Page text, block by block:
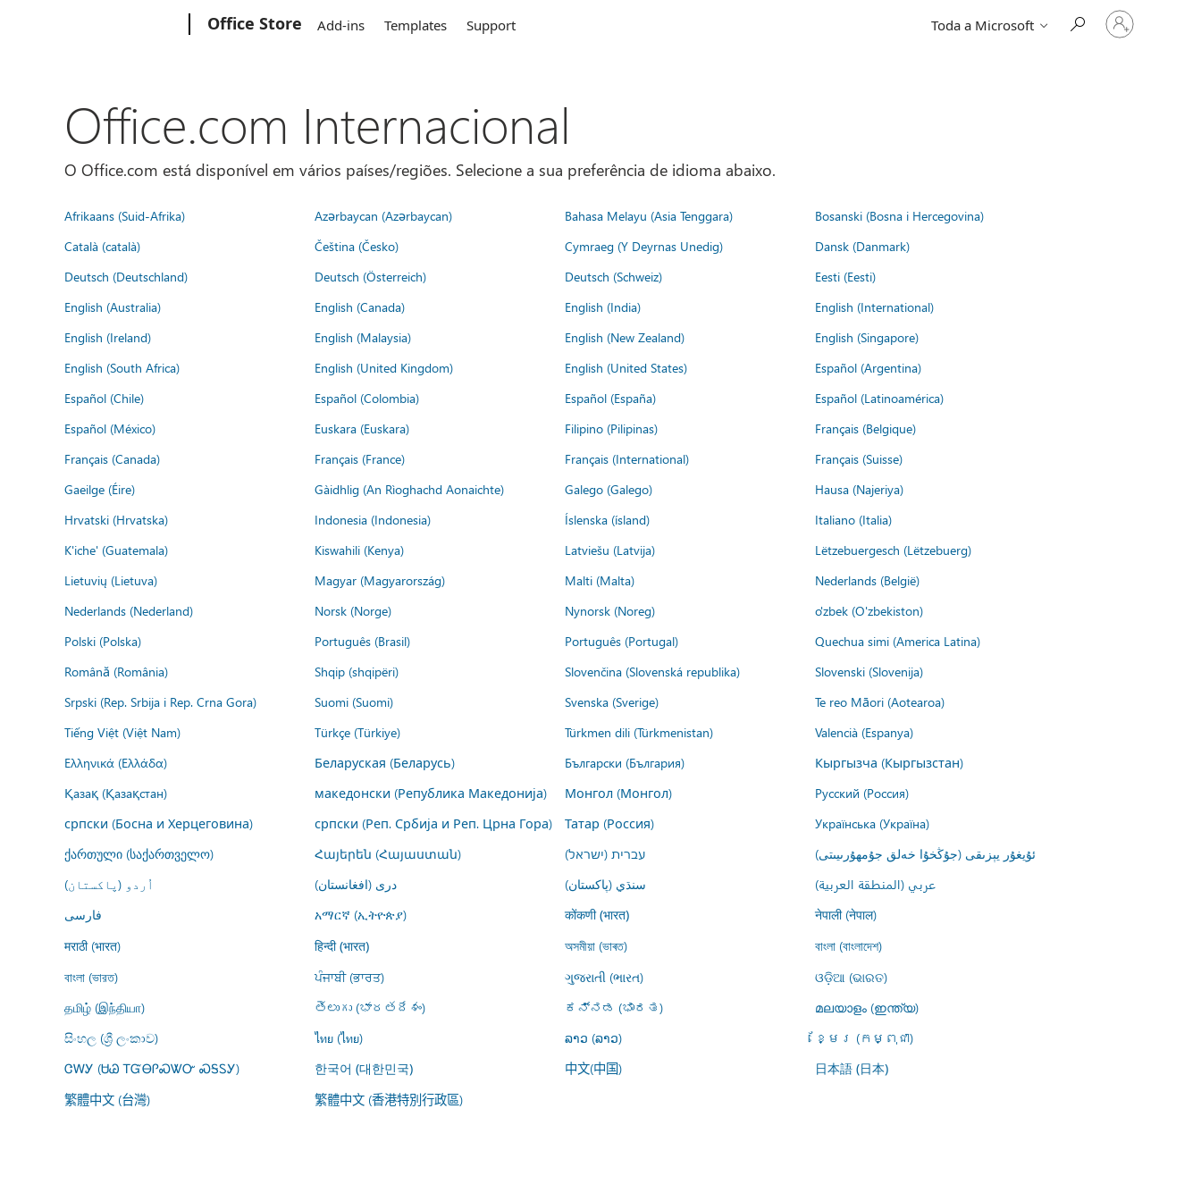
Office Store Add-ins Templates Support Toda a Microsoft
Iniciar
sessão
Office.com Internacional
O Office.com está disponível em vários países/regiões. Selecione a sua preferência de idioma abaixo.
Afrikaans (Suid-Afrika) Azərbaycan (Azərbaycan) Bahasa Melayu (Asia Tenggara)
Bosanski (Bosna i Hercegovina)
Català (català)
Čeština (Česko) Cymraeg (Y Deyrnas Unedig)
Dansk (Danmark)
Deutsch (Deutschland)
Deutsch (Österreich) Deutsch (Schweiz)
Eesti (Eesti)
English (Australia)
English (Canada) English (India)
English (International)
English (Ireland)
English (Malaysia) English (New Zealand)
English (Singapore)
English (South Africa)
English (United Kingdom) English (United States)
Español (Argentina)
Español (Chile)
Español (Colombia) Español (España)
Español (Latinoamérica)
Español (México)
Euskara (Euskara) Filipino (Pilipinas)
Français (Belgique)
Français (Canada)
Français (France) Français (International)
Français (Suisse)
Gaeilge (Éire)
Gàidhlig (An Rìoghachd Aonaichte) Galego (Galego)
Hausa (Najeriya)
Hrvatski (Hrvatska)
Indonesia (Indonesia) Íslenska (ísland)
Italiano (Italia)
K'iche' (Guatemala)
Kiswahili (Kenya) Latviešu (Latvija)
Lëtzebuergesch (Lëtzebuerg)
Lietuvių (Lietuva)
Magyar (Magyarország) Malti (Malta)
Nederlands (België)
Nederlands (Nederland)
Norsk (Norge) Nynorsk (Noreg)
o'zbek (O'zbekiston)
Polski (Polska)
Português (Brasil) Português (Portugal)
Quechua simi (America Latina)
Română (România)
Shqip (shqipëri) Slovenčina (Slovenská republika)
Slovenski (Slovenija)
Srpski (Rep. Srbija i Rep. Crna Gora)
Suomi (Suomi) Svenska (Sverige)
Te reo Māori (Aotearoa)
Tiếng Việt (Việt Nam)
Türkçe (Türkiye) Türkmen dili (Türkmenistan)
Valencià (Espanya)
Ελληνικά (Ελλάδα)
Беларуская (Беларусь) Български (България)
Кыргызча (Кыргызстан)
Қазақ (Қазақстан)
македонски (Република Македонија) Монгол (Монгол)
Русский (Россия)
српски (Босна и Херцеговина)
српски (Реп. Србија и Реп. Црна Гора) Татар (Россия)
Українська (Україна)
ქართული (საქართველო)
Հայերեն (Հայաստան) עברית (ישראל)
ئۇيغۇر يېزىقى (جۇڭخۇا خەلق جۇمھۇرىيىتى)
اُردو (پاکستان)
درى (افغانستان) سنڌي (پاکستان)
عربي (المنطقة العربية)
فارسى
አማርኛ (ኢትዮጵያ) कोंकणी (भारत)
नेपाली (नेपाल)
मराठी (भारत)
हिन्दी (भारत) অসমীয়া (ভাৰত)
বাংলা (বাংলাদেশ)
বাংলা (ভারত)
ਪੰਜਾਬੀ (ਭਾਰਤ) ગુજરાતી (ભારત)
ଓଡ଼ିଆ (ଭାରତ)
தமிழ் (இந்தியா)
తెలుగు (భారతదేశం) ಕನ್ನಡ (ಭಾರತ)
മലയാളം (ഇന്ത്യ)
සිංහල (ශ්‍රී ලංකාව)
ไทย (ไทย) ລາວ (ລາວ)
ខ្មែរ (កម្ពុជា)
ᏣᎳᎩ (ᏌᏊ ᎢᏳᎾᎵᏍᏔᏅ ᏍᎦᏚᎩ)
한국어 (대한민국) 中文(中国) 日本語 (日本)
繁體中文 (台灣) 繁體中文 (香港特別行政區)